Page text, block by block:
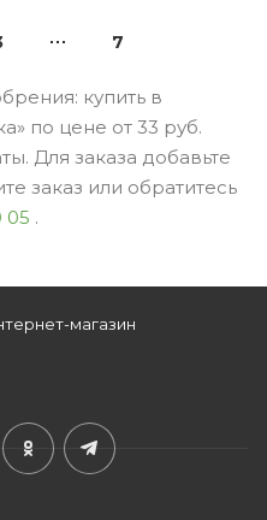
7
купить в
по цене от 33 руб.
Для заказа добавьте
заказ или обратитесь
05 .
магазин